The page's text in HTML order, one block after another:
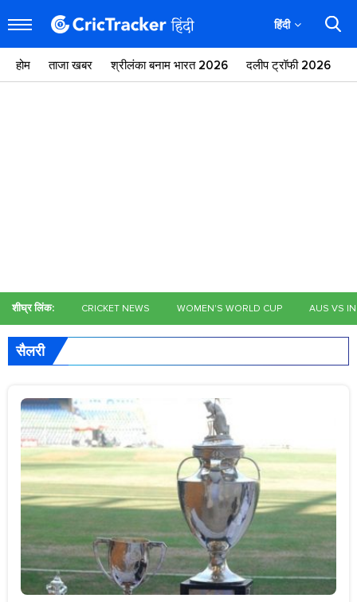
हिंदी
होम ताजा खबर श्रीलंका बनाम भारत 2026 दलीप ट्रॉफी 2026
शीघ्र लिंक: CRICKET NEWS WOMEN'S WORLD CUP AUS VS
सैलरी